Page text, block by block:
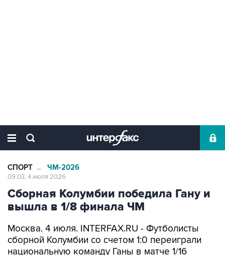
СПОРТ → ЧМ-2026
09:03, 4 июля 2026
Сборная Колумбии победила Гану и
вышла в 1/8 финала ЧМ
Москва. 4 июля. INTERFAX.RU - Футболисты
сборной Колумбии со счетом 1:0 переиграли
национальную команду Ганы в матче 1/16